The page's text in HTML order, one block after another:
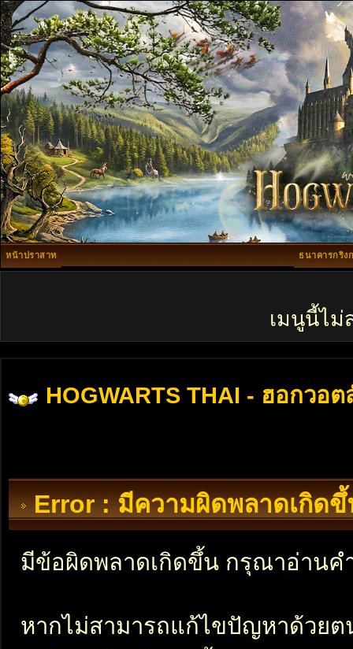
หน้าปราสาท ธนาคารกริง
เมนูนี้ไม่
HOGWARTS THAI - ฮอกวอต
Error : มีความผิดพลาดเกิดขึ้
มีข้อผิดพลาดเกิดขึ้น กรุณาอ่านค
หากไม่สามารถแก้ไขปัญหาด้วย